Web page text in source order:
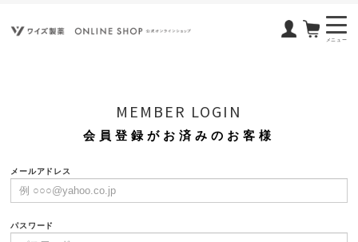
メニュー
MEMBER LOGIN
会員登録がお済みのお客様
メールアドレス
パスワード